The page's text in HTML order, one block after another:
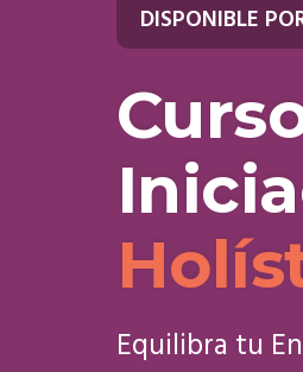
DISPONIBLE
Equilibra tu